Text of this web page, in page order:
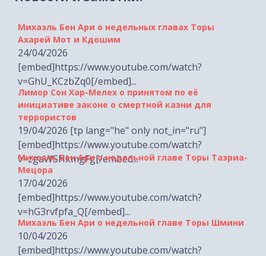
24/04/2026
[embed]https://www.youtube.com/watch?
v=GhU_KCzbZq0[/embed]...
Лимор Сон Хар-Мелех о принятом по её
инициативе законе о смертной казни для
террористов
19/04/2026 [tp lang="he" only not_in="ru"]
[embed]https://www.youtube.com/watch?
v=zgaWSHkmgFg[/embed...
Михаэль Бен Ари о недельной главе Торы Тазриа-
Мецора
17/04/2026
[embed]https://www.youtube.com/watch?
v=hG3rvfpfa_Q[/embed]...
Михаэль Бен Ари о недельной главе Торы Шмини
10/04/2026
[embed]https://www.youtube.com/watch?
v=A7xGRwB-Zvo[/embed]...